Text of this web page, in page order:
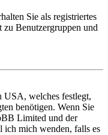
Sie als registriertes
Benutzergruppen und
USA, welches festlegt,
benötigen. Wenn Sie
Limited und der
ich mich wenden, falls es